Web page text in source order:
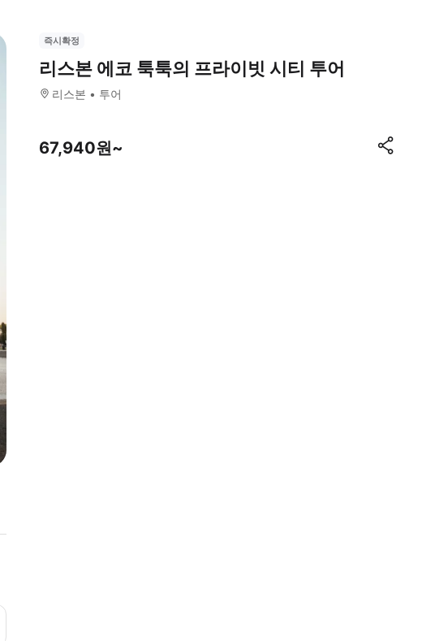
즉시확정
리스본 에코 툭툭의 프라이빗 시티 투어
리스본 투어
67,940원~